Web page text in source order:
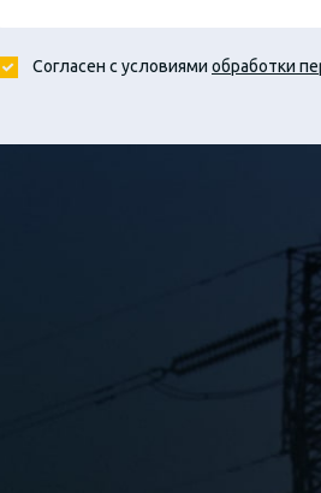
Согласен с условиями обработки